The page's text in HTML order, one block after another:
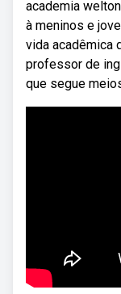
academia
à meninos e
vida acadêmica
professor de
que segue